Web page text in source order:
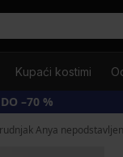
Kupaći kostimi
–70 %
Anya